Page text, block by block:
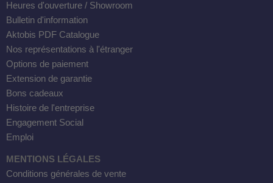
Heures d'ouverture / Showroom
Bulletin d'information
Aktobis PDF Catalogue
Nos représentations à l'étranger
Options de paiement
Extension de garantie
Bons cadeaux
Histoire de l'entreprise
Engagement Social
Emploi
MENTIONS LÉGALES
Conditions générales de vente